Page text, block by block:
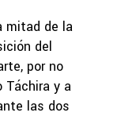
mitad de la
del
por no
Táchira y a
las dos